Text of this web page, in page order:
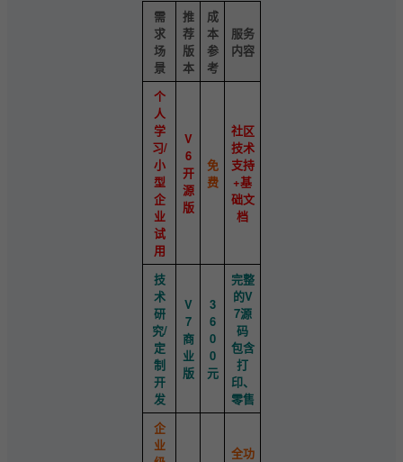
需
求
场
景
推
荐
版
本
成
本
参
考
服务
内容
个
人
学
习/
小
型
企
业
试
用
V
6
开
源
版
免
费
社区
技术
支持
+基
础文
档
技
术
研
究/
定
制
开
发
V
7
商
业
版
3
6
0
0
元
完整
的V
7源
码
包含
打
印、
零售
企
业
全功